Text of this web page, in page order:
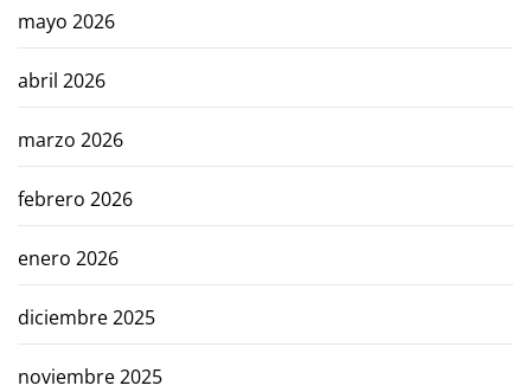
mayo 2026
abril 2026
marzo 2026
febrero 2026
enero 2026
diciembre 2025
noviembre 2025